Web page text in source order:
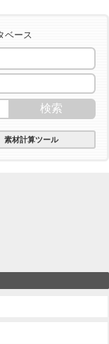
ベース
素材計算ツール